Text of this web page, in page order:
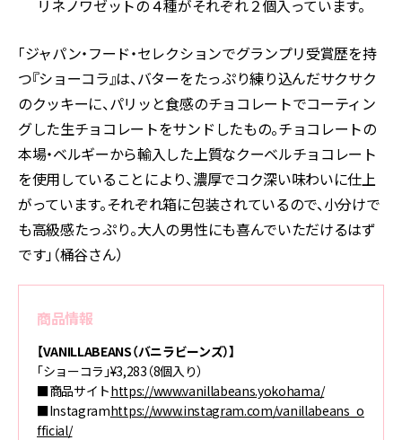
リネノワゼットの４種がそれぞれ２個入っています。
「ジャパン・フード・セレクションでグランプリ受賞歴を持
つ『ショーコラ』は、バターをたっぷり練り込んだサクサク
のクッキーに、パリッと食感のチョコレートでコーティン
グした生チョコレートをサンドしたもの。チョコレートの
本場・ベルギーから輸入した上質なクーベルチョコレート
を使用していることにより、濃厚でコク深い味わいに仕上
がっています。それぞれ箱に包装されているので、小分けで
も高級感たっぷり。大人の男性にも喜んでいただけるはず
です」（桶谷さん）
商品情報
【VANILLABEANS（バニラビーンズ）】
「ショーコラ」¥3,283（8個入り）
■商品サイトhttps://www.vanillabeans.yokohama/
■Instagramhttps://www.instagram.com/vanillabeans_o
fficial/